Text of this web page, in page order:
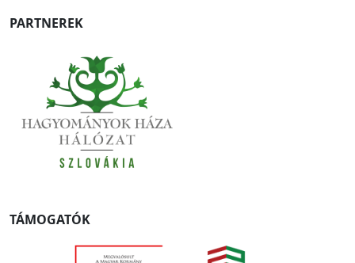
PARTNEREK
TÁMOGATÓK